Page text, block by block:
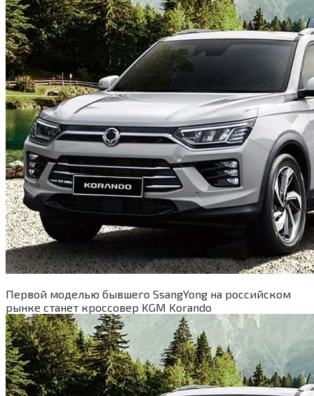
Первой моделью бывшего SsangYong на российском
рынке станет кроссовер KGM Korando